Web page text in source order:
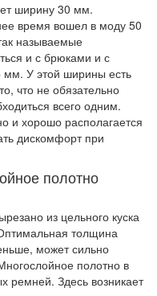
ширину 30 мм.
время вошел в моду 50
называемые
и с брюками и с
У этой ширины есть
что не обязательно
всего одним.
и хорошо располагается
дискомфорт при
полотно
из цельного куска
толщина
может сильно
полотно в
ремней. Здесь возникает